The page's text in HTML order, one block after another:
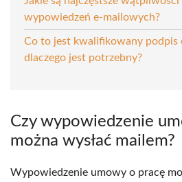
wypowiedzeń e-mailowych?
Co to jest kwalifikowany podpis
dlaczego jest potrzebny?
Czy wypowiedzenie
można wysłać mailem?
Wypowiedzenie umowy o pracę